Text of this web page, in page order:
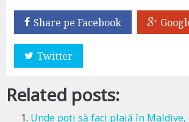
Share pe Facebook
Twitter
Related posts:
Unde poți să faci plajă în Maldive,